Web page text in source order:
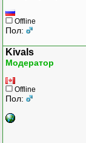
Offline
Пол:
Kivals
Модератор
Offline
Пол: